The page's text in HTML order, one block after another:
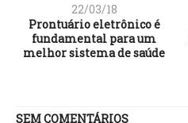
22/03/18
Prontuário eletrônico é
fundamental para um
melhor sistema de saúde
SEM COMENTÁRIOS